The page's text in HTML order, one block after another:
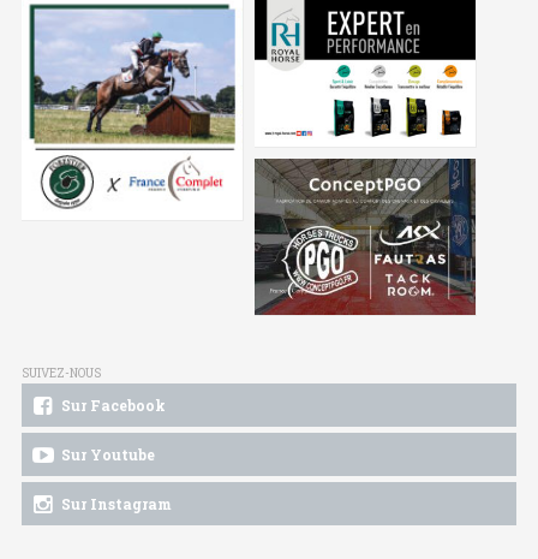
SUIVEZ-NOUS
Sur Facebook
Sur Youtube
Sur Instagram